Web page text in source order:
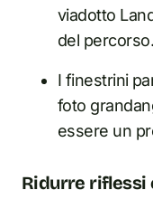
viadotto
del percorso.
I finestrini
foto
essere un
Ridurre riflessi